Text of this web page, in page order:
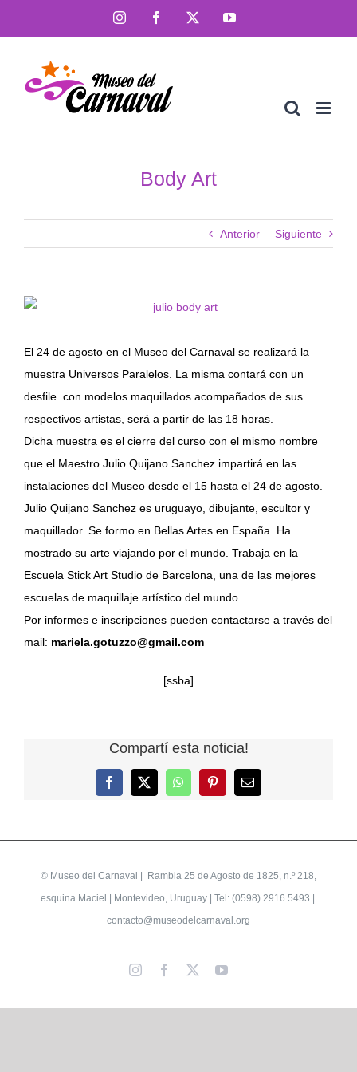
InstagramFacebook YouTube
Body Art
Anterior Siguiente
El 24 de agosto en el Museo del Carnaval se realizará la
muestra Universos Paralelos. La misma contará con un
desfile con modelos maquillados acompañados de sus
respectivos artistas, será a partir de las 18 horas.
Dicha muestra es el cierre del curso con el mismo nombre
que el Maestro Julio Quijano Sanchez impartirá en las
instalaciones del Museo desde el 15 hasta el 24 de agosto.
Julio Quijano Sanchez es uruguayo, dibujante, escultor y
maquillador. Se formo en Bellas Artes en España. Ha
mostrado su arte viajando por el mundo. Trabaja en la
Escuela Stick Art Studio de Barcelona, una de las mejores
escuelas de maquillaje artístico del mundo.
Por informes e inscripciones pueden contactarse a través del
mail: mariela.gotuzzo@gmail.com
[ssba]
Compartí esta noticia!
Facebook
X WhatsAppPinterestCorreo
electrónico
© Museo del Carnaval
| Rambla 25 de Agosto de 1825, n.º 218,
esquina Maciel | Montevideo, Uruguay | Tel: (0598) 2916 5493 |
contacto@museodelcarnaval.org
InstagramFacebook YouTube